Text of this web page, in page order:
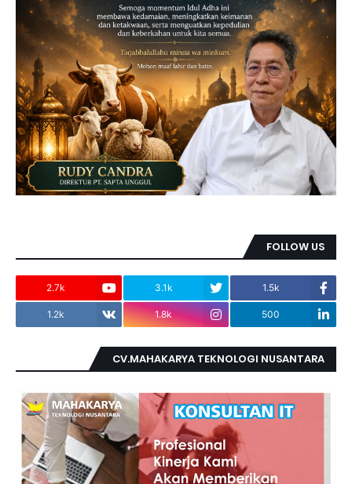
FOLLOW US
1.5k
3.1k
2.7k
500
1.8k
1.2k
CV.MAHAKARYA TEKNOLOGI NUSANTARA